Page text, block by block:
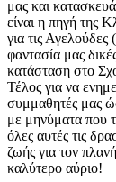
μας και
είναι η πηγή της
για τις
φαντασία μας
κατάσταση στο
Τέλος για να
συμμαθητές μας
με μηνύματα που
όλες αυτές τις
ζωής για τον
καλύτερο αύριο!